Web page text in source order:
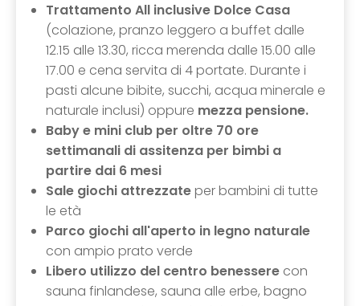
Trattamento All inclusive Dolce Casa
(colazione, pranzo leggero a buffet dalle
12.15 alle 13.30, ricca merenda dalle 15.00 alle
17.00 e cena servita di 4 portate. Durante i
pasti alcune bibite, succhi, acqua minerale e
naturale inclusi) oppure mezza pensione.
Baby e mini club per oltre 70 ore
settimanali di assitenza per bimbi a
partire dai 6 mesi
Sale giochi attrezzateper bambini di tutte
le età
Parco giochi all'aperto in legno naturale
con ampio prato verde
Libero utilizzo del centro benessere con
sauna finlandese, sauna alle erbe, bagno